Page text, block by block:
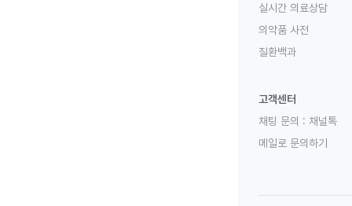
실시간 의료상담
의약품 사전
질환백과
고객센터
채팅 문의 : 채널톡
메일로 문의하기